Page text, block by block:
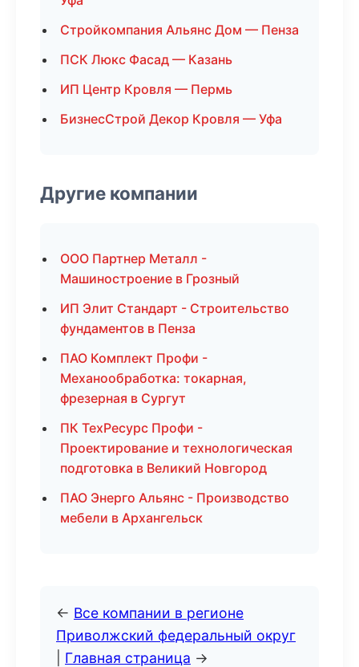
Стройкомпания Альянс Дом — Пенза
ПСК Люкс Фасад — Казань
ИП Центр Кровля — Пермь
БизнесСтрой Декор Кровля — Уфа
Другие компании
ООО Партнер Металл -
Машиностроение в Грозный
ИП Элит Стандарт - Строительство
фундаментов в Пенза
ПАО Комплект Профи -
Механообработка: токарная,
фрезерная в Сургут
ПК ТехРесурс Профи -
Проектирование и технологическая
подготовка в Великий Новгород
ПАО Энерго Альянс - Производство
мебели в Архангельск
← Все компании в регионе
Приволжский федеральный округ
Главная страница →